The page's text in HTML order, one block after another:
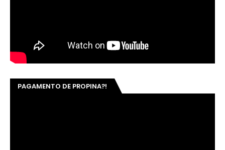
PAGAMENTO DE PROPINA?!